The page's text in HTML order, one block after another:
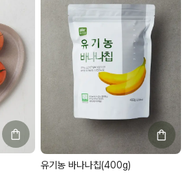
유기농 바나나칩(400g)